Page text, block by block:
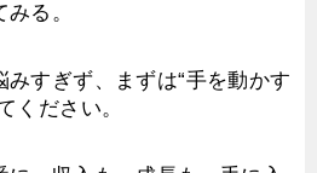
る。
すぎず、まずは“手を動かす
ください。